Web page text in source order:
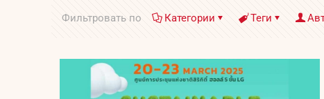
Фильтровать по Категории Теги